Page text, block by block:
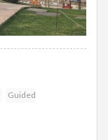
Guided